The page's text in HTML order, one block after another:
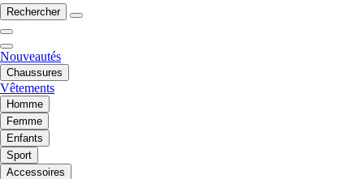
Rechercher
Nouveautés
Chaussures
Vêtements
Homme
Femme
Enfants
Sport
Accessoires